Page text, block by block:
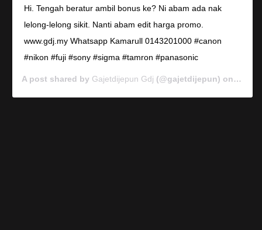
Hi. Tengah beratur ambil bonus ke? Ni abam ada nak
lelong-lelong sikit. Nanti abam edit harga promo.
www.gdj.my Whatsapp Kamarull 0143201000 #canon
#nikon #fuji #sony #sigma #tamron #panasonic
A post shared by Gajetdijepun Gdj (@gajetdijepun) on Jan 7,